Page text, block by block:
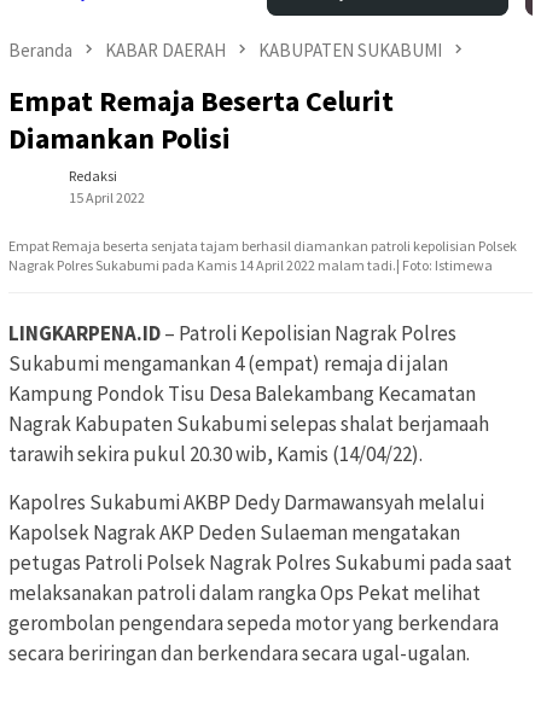
Beranda KABAR DAERAH KABUPATEN SUKABUMI
Empat Remaja Beserta Celurit
Diamankan Polisi
Redaksi
15 April 2022
Empat Remaja beserta senjata tajam berhasil diamankan patroli kepolisian Polsek
Nagrak Polres Sukabumi pada Kamis 14 April 2022 malam tadi.| Foto: Istimewa
LINGKARPENA.ID– Patroli Kepolisian Nagrak Polres
Sukabumi mengamankan 4 (empat) remaja di jalan
Kampung Pondok Tisu Desa Balekambang Kecamatan
Nagrak Kabupaten Sukabumi selepas shalat berjamaah
tarawih sekira pukul 20.30 wib, Kamis (14/04/22).
Kapolres Sukabumi AKBP Dedy Darmawansyah melalui
Kapolsek Nagrak AKP Deden Sulaeman mengatakan
petugas Patroli Polsek Nagrak Polres Sukabumi pada saat
melaksanakan patroli dalam rangka Ops Pekat melihat
gerombolan pengendara sepeda motor yang berkendara
secara beriringan dan berkendara secara ugal-ugalan.